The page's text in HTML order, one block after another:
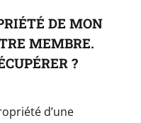
DE MON
MEMBRE.
?
d’une